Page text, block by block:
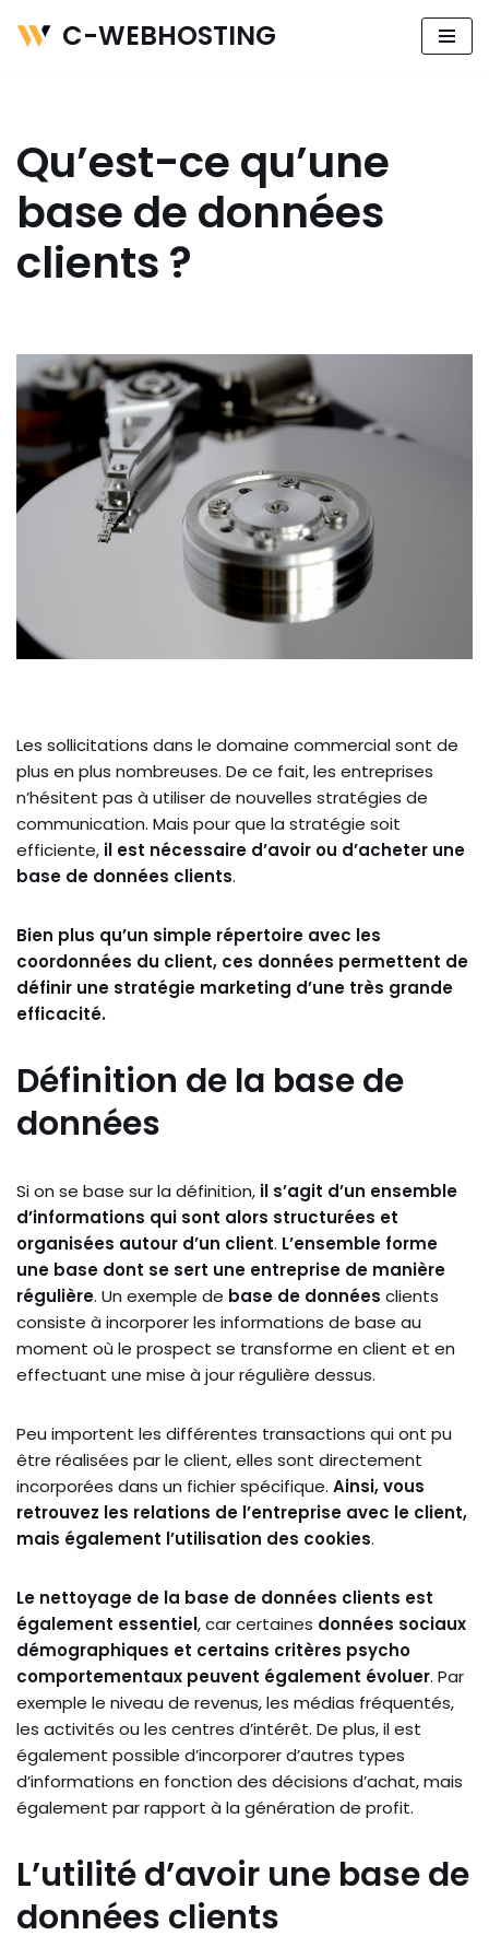
C-WEBHOSTING
Qu’est-ce qu’une
base de données
clients ?
Les sollicitations dans le domaine commercial sont de
plus en plus nombreuses. De ce fait, les entreprises
n’hésitent pas à utiliser de nouvelles stratégies de
communication. Mais pour que la stratégie soit
efficiente, il est nécessaire d’avoir ou d’acheter une
base de données clients.
Bien plus qu’un simple répertoire avec les
coordonnées du client, ces données permettent de
définir une stratégie marketing d’une très grande
efficacité.
Définition de la base de
données
Si on se base sur la définition, il s’agit d’un ensemble
d’informations qui sont alors structurées et
organisées autour d’un client. L’ensemble forme
une base dont se sert une entreprise de manière
régulière. Un exemple de base de données clients
consiste à incorporer les informations de base au
moment où le prospect se transforme en client et en
effectuant une mise à jour régulière dessus.
Peu importent les différentes transactions qui ont pu
être réalisées par le client, elles sont directement
incorporées dans un fichier spécifique. Ainsi, vous
retrouvez les relations de l’entreprise avec le client,
mais également l’utilisation des cookies.
Le nettoyage de la base de données clients est
également essentiel, car certaines données sociaux
démographiques et certains critères psycho
comportementaux peuvent également évoluer. Par
exemple le niveau de revenus, les médias fréquentés,
les activités ou les centres d’intérêt. De plus, il est
également possible d’incorporer d’autres types
d’informations en fonction des décisions d’achat, mais
également par rapport à la génération de profit.
L’utilité d’avoir une base de
données clients